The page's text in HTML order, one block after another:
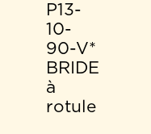
P13-
10-
90-V*
BRIDE
à
rotule